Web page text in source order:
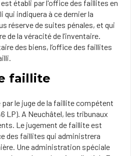
établi par l'office des faillites en
indiquera à ce dernier la
réserve de suites pénales, et qui
de la véracité de l’inventaire.
des biens, l’office des faillites
faillite
le juge de la faillite compétent
LP). A Neuchâtel, les tribunaux
Le jugement de faillite est
des faillites qui administrera
Une administration spéciale